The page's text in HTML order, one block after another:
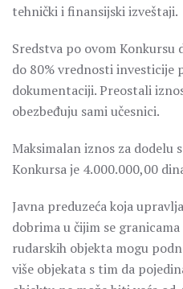
tehnički i finansijski izveštaji.
Sredstva po ovom Konkursu
do 80% vrednosti
dokumentaciji. Preostali
obezbeđuju sami učesnici.
Maksimalan iznos za dodelu
Konkursa je 4.000.000,00
Javna preduzeća koja
dobrima u čijim se
rudarskih objekta mogu
više objekata s tim da